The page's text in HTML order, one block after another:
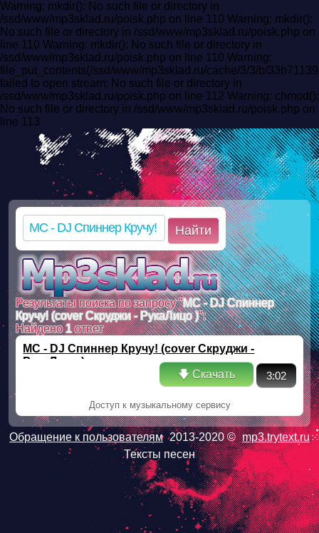
Warning: mkdir(): No such file or directory in
/ssd/www/mp3sklad.ru/poisk.php on line 110 Warning: mkdir():
No such file or directory in /ssd/www/mp3sklad.ru/poisk.php on
line 110 Warning: mkdir(): No such file or directory in
/ssd/www/mp3sklad.ru/poisk.php on line 110 Warning:
file_put_contents(/ssd/www/mp3sklad.ru/cache/3/3/b/
failed to open stream: No such file or directory in
/ssd/www/mp3sklad.ru/poisk.php on line 112 Warning: chmod():
No such file or directory in /ssd/www/mp3sklad.ru/poisk.php on
line 113
Найти
Результаты поиска по запросу "MC - DJ Спиннер
Кручу! (cover Скруджи - РукаЛицо )":
Найдено1ответ
MC - DJ Спиннер Кручу! (cover Скруджи -
РукаЛицо )
🡇 Скачать
3:02
Доступ к музыкальному сервису
Обращение к пользователям 2013-2020 © mp3.trytext.ru
Тексты песен